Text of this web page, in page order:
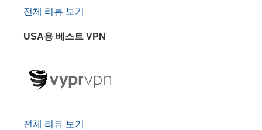
전체 리뷰 보기
USA용 베스트 VPN
전체 리뷰 보기